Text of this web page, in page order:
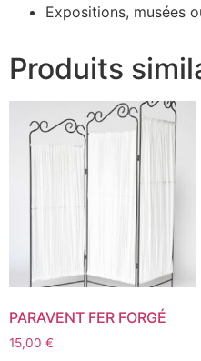
Expositions, musées
Produits
PARAVENT FER FORGÉ
15,00 €